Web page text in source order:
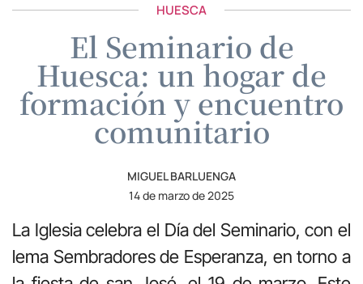
HUESCA
El Seminario de
Huesca: un hogar de
formación y encuentro
comunitario
MIGUEL BARLUENGA
14 de marzo de 2025
La Iglesia celebra el Día del Seminario, con el
lema Sembradores de Esperanza, en torno a